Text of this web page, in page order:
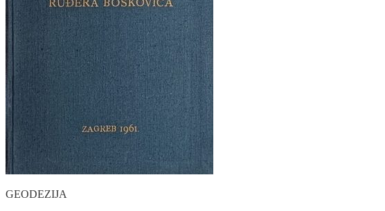
GEODEZIJA